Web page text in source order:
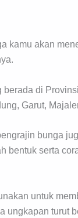
kamu akan
di
Garut,
bunga
bentuk serta
untuk
ungkapan turut